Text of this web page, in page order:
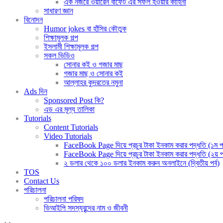
এক নজরে ওয়ারেন বাফেট এর সফল হওয়ার কাহিনী
সাধারণ জ্ঞান
বিনোদন
Humor jokes বা হাঁসির কৌতুক
শিক্ষামূলক গল্প
ইসলামী শিক্ষামূলক গল্প
সকল ভিডিও
সোনার কই ও গজার মাছ
গজার মাছ ও সোনার কই
আল্লাহর কুদরতের নমুনা
Ads দিন
Sponsored Post কি?
এড এর মূল্য তালিকা
Tutorials
Content Tutorials
Video Tutorials
FaceBook Page দিয়ে প্রচুর টাকা ইনকাম করার পদ্ধতি (১ম
FaceBook Page দিয়ে প্রচুর টাকা ইনকাম করার পদ্ধতি (২য়
২ ডলার থেকে ১০০ ডলার ইনকাম করুন অনলাইনে (দ্বিতীয় পর্ব)
TOS
Contact Us
পরিচালনা
পরিচালনা পরিষদ
ভিআইপি সদস্যবৃন্দের নাম ও জীবনী